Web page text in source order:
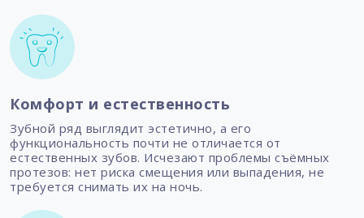
Комфорт и естественность
Зубной ряд выглядит эстетично, а его
функциональность почти не отличается от
естественных зубов. Исчезают проблемы съёмных
протезов: нет риска смещения или выпадения, не
требуется снимать их на ночь.